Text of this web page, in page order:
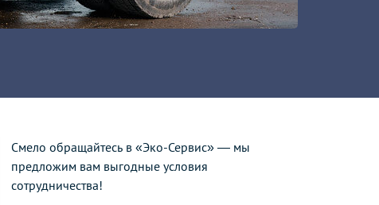
Смело обращайтесь в «Эко-Сервис» — мы
предложим вам выгодные условия
сотрудничества!